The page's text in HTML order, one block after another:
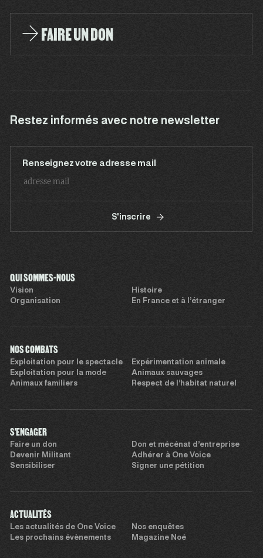
FAIRE UN DON
Restez informés avec notre newsletter
Renseignez votre adresse mail
S'inscrire
QUI SOMMES-NOUS
Vision
Histoire
Organisation
En France et à l’étranger
NOS COMBATS
Exploitation pour le spectacle
Expérimentation animale
Exploitation pour la mode
Animaux sauvages
Animaux familiers
Respect de l’habitat naturel
S'ENGAGER
Faire un don
Don et mécénat d’entreprise
Devenir Militant
Adhérer à One Voice
Sensibiliser
Signer une pétition
ACTUALITÉS
Les actualités de One Voice
Nos enquêtes
Les prochains évènements
Magazine Noé